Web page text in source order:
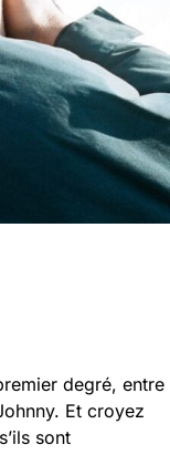
degré, entre
Et croyez
sont